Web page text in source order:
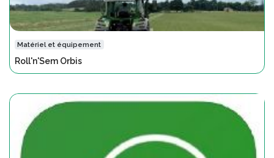
Matériel et équipement
Roll'n'Sem Orbis